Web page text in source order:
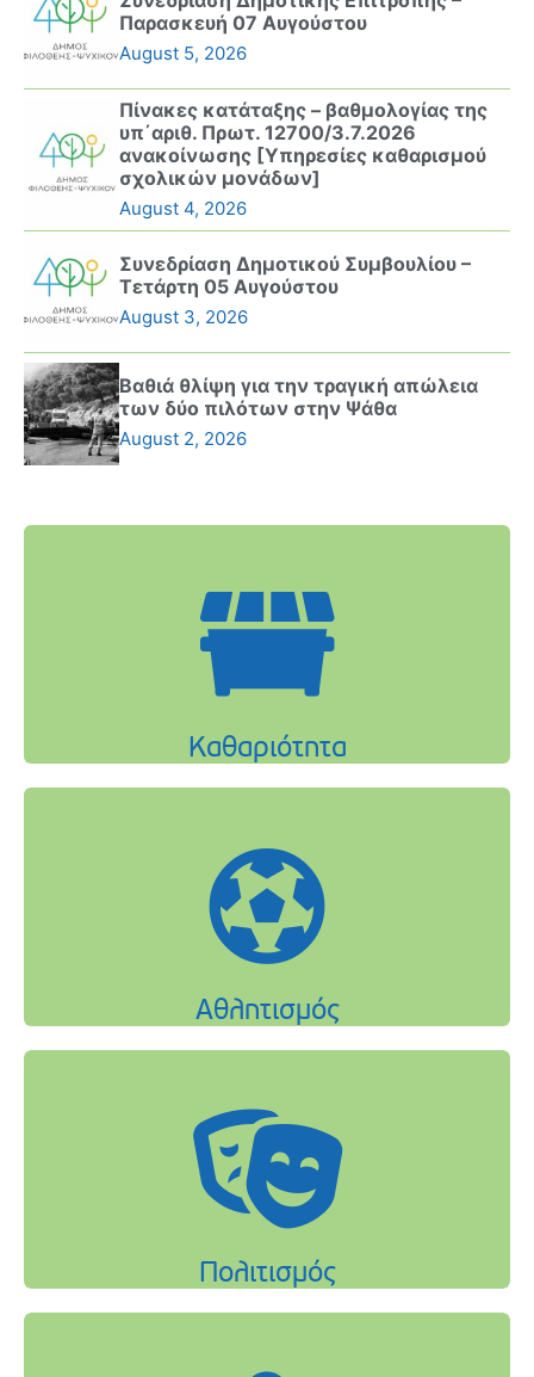
Παρασκευή 07 Αυγούστου
August 5, 2026
Πίνακες κατάταξης – βαθμολογίας της
υπ΄αριθ. Πρωτ. 12700/3.7.2026
ανακοίνωσης [Υπηρεσίες καθαρισμού
σχολικών μονάδων]
August 4, 2026
Συνεδρίαση Δημοτικού Συμβουλίου –
Τετάρτη 05 Αυγούστου
August 3, 2026
Βαθιά θλίψη για την τραγική απώλεια
των δύο πιλότων στην Ψάθα
August 2, 2026